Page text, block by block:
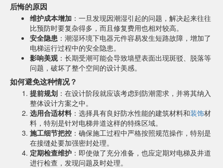
后悔的原因
维护成本增加 ：一旦发现因潮湿引起的问题，解决起来往往
比预防时要复杂得多，而且修复费用也相对较高。
安全隐患 ：潮湿环境下电器元件容易发生短路故障，增加了
电梯运行过程中的安全隐患。
影响美观：长期受潮可能会导致墙壁表面出现斑驳、脱落等
问题，破坏了整个空间的设计美感。
如何避免这种情况？
提前规划 ：在设计阶段就应该考虑到防潮需求，并将其纳入
整体设计方案之中。
选用合适材料 ：选择具有良好防水性能的建筑材料和装饰材
料，特别是针对电梯井道这样的特殊区域。
施工细节把控 ：确保施工过程中严格按照规范操作，特别是
在接缝处要加强密封处理。
定期检查维护 ：即使做了充分准备，也应定期对电梯及井道
进行检查，发现问题及时处理。